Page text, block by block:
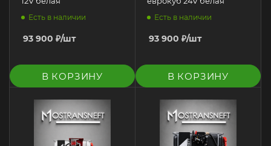
Есть в наличии
93 900 ₽/шт
В КОРЗИНУ
Есть в наличии
93 900 ₽/шт
В КОРЗИНУ